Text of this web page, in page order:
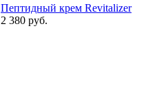
Пептидный крем Revitalizer
2 380 руб.